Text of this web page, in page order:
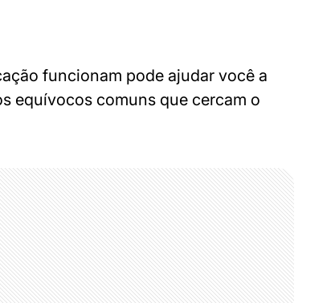
funcionam pode ajudar você a
equívocos comuns que cercam o